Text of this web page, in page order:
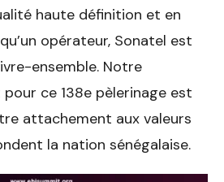
haute définition et en
opérateur, Sonatel est
ensemble. Notre
ce 138e pèlerinage est
attachement aux valeurs
la nation sénégalaise.